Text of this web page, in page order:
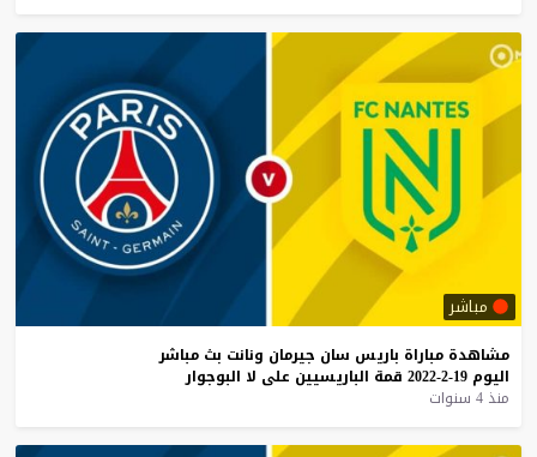
مباشر
مشاهدة مباراة باريس سان جيرمان ونانت بث مباشر
اليوم 19-2-2022 قمة الباريسيين على لا البوجوار
منذ 4 سنوات